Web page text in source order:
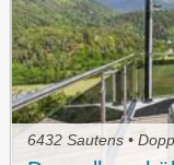
6432 Sautens •